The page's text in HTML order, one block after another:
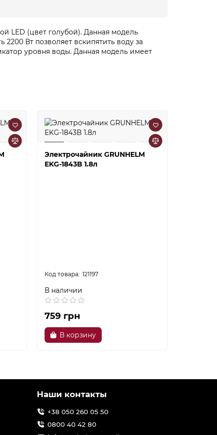
LED (цвет голубой). Данная модель
Вт позволяет вскипятить воду за
уровня воды. Данная модель имеет
Электрочайник GRUNHELM
EKG-1843B 1.8л
121197
В наличии
759 грн
В корзину
Наши контакты
+38 050 260 05 50
0800 40 42 80